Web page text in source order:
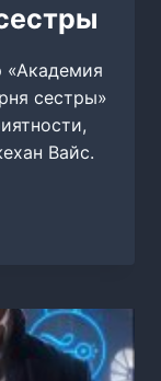
«Академия
сестры»
Вайс.